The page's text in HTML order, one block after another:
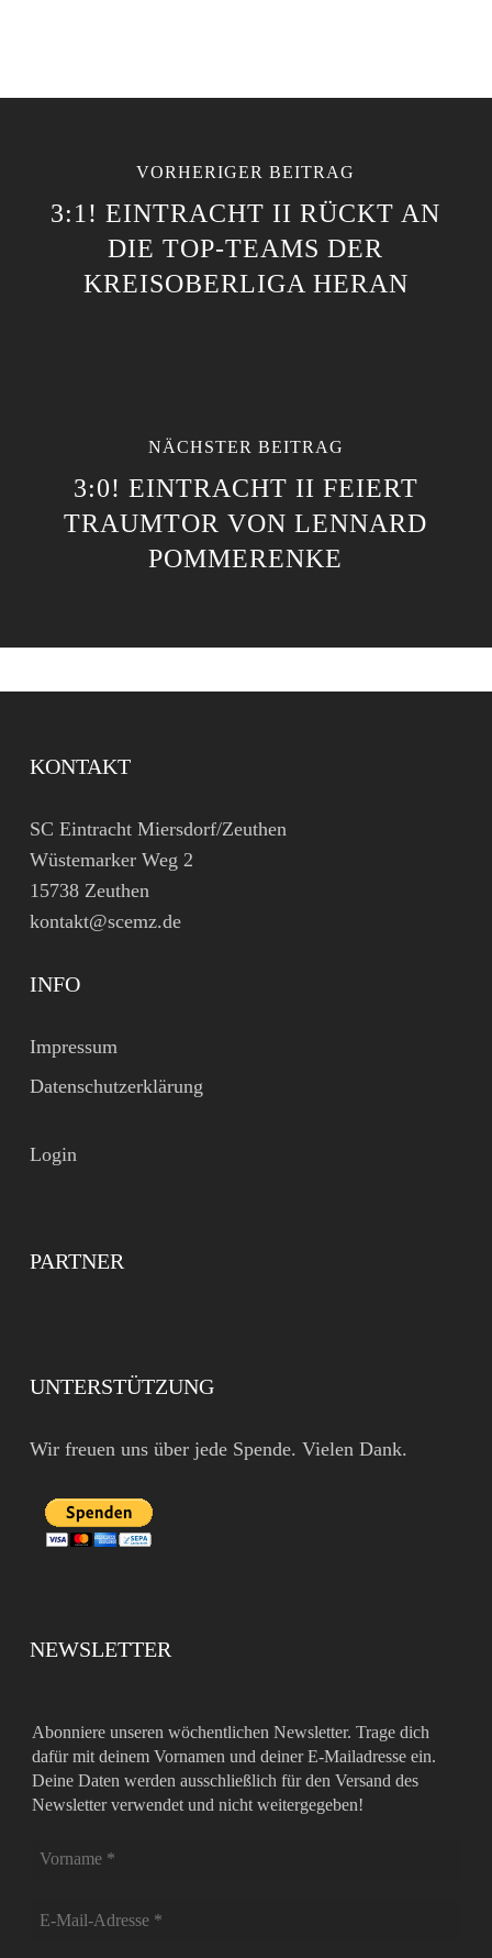
VORHERIGER BEITRAG
3:1! EINTRACHT II RÜCKT AN
DIE TOP-TEAMS DER
KREISOBERLIGA HERAN
NÄCHSTER BEITRAG
3:0! EINTRACHT II FEIERT
TRAUMTOR VON LENNARD
POMMERENKE
KONTAKT
SC Eintracht Miersdorf/Zeuthen
Wüstemarker Weg 2
15738 Zeuthen
kontakt@scemz.de
INFO
Impressum
Datenschutzerklärung
Login
PARTNER
UNTERSTÜTZUNG
Wir freuen uns über jede Spende. Vielen Dank.
NEWSLETTER
Abonniere unseren wöchentlichen Newsletter. Trage dich
dafür mit deinem Vornamen und deiner E-Mailadresse ein.
Deine Daten werden ausschließlich für den Versand des
Newsletter verwendet und nicht weitergegeben!